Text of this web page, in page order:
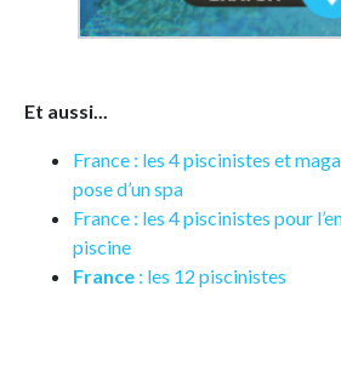
Et aussi...
France : les 4 piscinistes et
pose d’un spa
France : les 4 piscinistes pour
piscine
France : les 12 piscinistes